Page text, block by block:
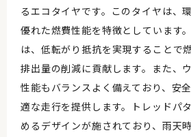
るエコタイヤです。このタイヤは、
優れた燃費性能を特徴としています
は、低転がり抵抗を実現することで
排出量の削減に貢献します。また、
性能もバランスよく備えており、安
適な走行を提供します。トレッドパ
めるデザインが施されており、雨天